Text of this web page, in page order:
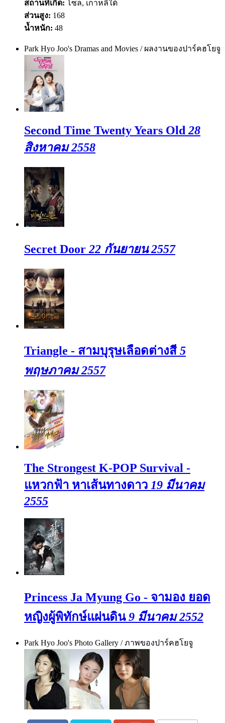
สถานที่เกิด: โซล, เกาหลีใต้
ส่วนสูง: 168
น้ำหนัก: 48
Park Hyo Joo's Dramas and Movies / ผลงานของปาร์คฮโยจู
Second Time Twenty Years Old 28
สิงหาคม 2558
Secret Door 22 กันยายน 2557
Triangle - สามบุรุษเลือดต่างสี5
พฤษภาคม 2557
The Strongest K-POP Survival -
แหวกฟ้า หาเส้นทางดาว 19 มีนาคม
2555
Princess Ja Myung Go - จามอง ยอด
หญิงผู้พิทักษ์แผ่นดิน9 มีนาคม 2552
Park Hyo Joo's Photo Gallery / ภาพของปาร์คฮโยจู